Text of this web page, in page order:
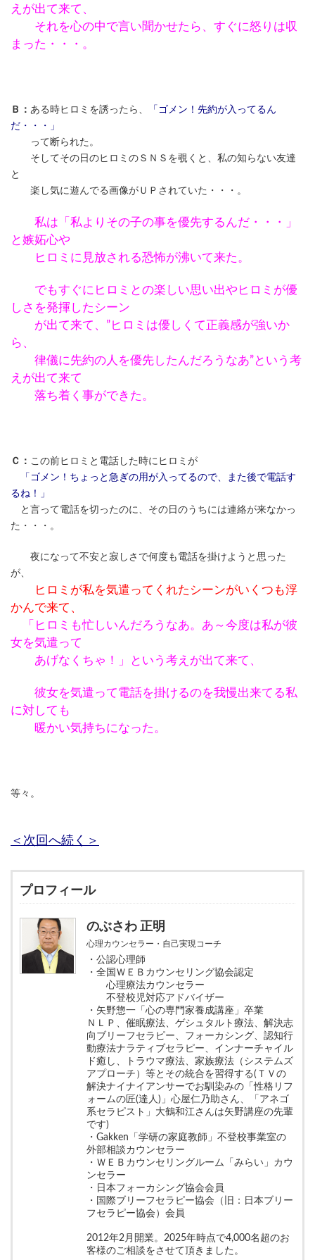
えが出て来て、
それを心の中で言い聞かせたら、すぐに怒りは収
まった・・・。
Ｂ： ある時ヒロミを誘ったら、
「ゴメン！先約が入ってるん
だ・・・」
って断られた。
そしてその日のヒロミのＳＮＳを覗くと、私の知らない友達
と
楽し気に遊んでる画像がＵＰされていた・・・。
私は「私よりその子の事を優先するんだ・・・」
と嫉妬心や
ヒロミに見放される恐怖が沸いて来た。
でもすぐにヒロミとの楽しい思い出やヒロミが優
しさを発揮したシーン
が出て来て、”ヒロミは優しくて正義感が強いか
ら、
律儀に先約の人を優先したんだろうなあ”という考
えが出て来て
落ち着く事ができた。
Ｃ： この前ヒロミと電話した時にヒロミが
「ゴメン！ちょっと急ぎの用が入ってるので、また後で電話す
るね！」
と言って電話を切ったのに、その日のうちには連絡が来なかっ
た・・・。
夜になって不安と寂しさで何度も電話を掛けようと思った
が、
ヒロミが私を気遣ってくれたシーンがいくつも浮
かんで来て、
「ヒロミも忙しいんだろうなあ。あ～今度は私が彼
女を気遣って
あげなくちゃ！」という考えが出て来て、
彼女を気遣って電話を掛けるのを我慢出来てる私
に対しても
暖かい気持ちになった。
等々。
＜次回へ続く＞
プロフィール
のぶさわ 正明
心理カウンセラー・自己実現コーチ
・公認心理師
・全国ＷＥＢカウンセリング協会認定
心理療法カウンセラー
不登校児対応アドバイザー
・矢野惣一「心の専門家養成講座」卒業
ＮＬＰ、催眠療法、ゲシュタルト療法、解決志
向ブリーフセラピー、フォーカシング、認知行
動療法ナラティブセラピー、インナーチャイル
ド癒し、トラウマ療法、家族療法（システムズ
アプローチ）等とその統合を習得する(ＴＶの
解決ナイナイアンサーでお馴染みの「性格リフ
ォームの匠(達人)」心屋仁乃助さん、「アネゴ
系セラピスト」大鶴和江さんは矢野講座の先輩
です)
・Gakken「学研の家庭教師」不登校事業室の
外部相談カウンセラー
・ＷＥＢカウンセリングルーム「みらい」カウ
ンセラー
・日本フォーカシング協会会員
・国際ブリーフセラピー協会（旧：日本ブリー
フセラピー協会）会員
2012年2月開業。2025年時点で4,000名超のお
客様のご相談をさせて頂きました。